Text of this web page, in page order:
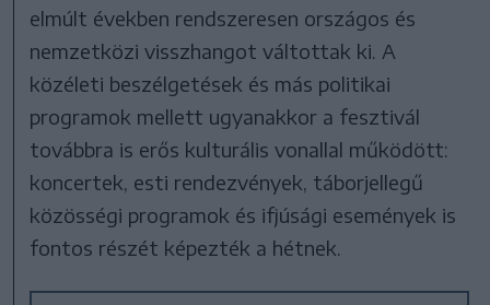
elmúlt években rendszeresen országos és
nemzetközi visszhangot váltottak ki. A
közéleti beszélgetések és más politikai
programok mellett ugyanakkor a fesztivál
továbbra is erős kulturális vonallal működött:
koncertek, esti rendezvények, táborjellegű
közösségi programok és ifjúsági események is
fontos részét képezték a hétnek.